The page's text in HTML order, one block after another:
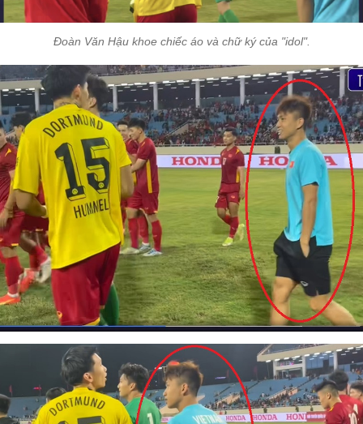
Đoàn Văn Hậu khoe chiếc áo và chữ ký của "idol".